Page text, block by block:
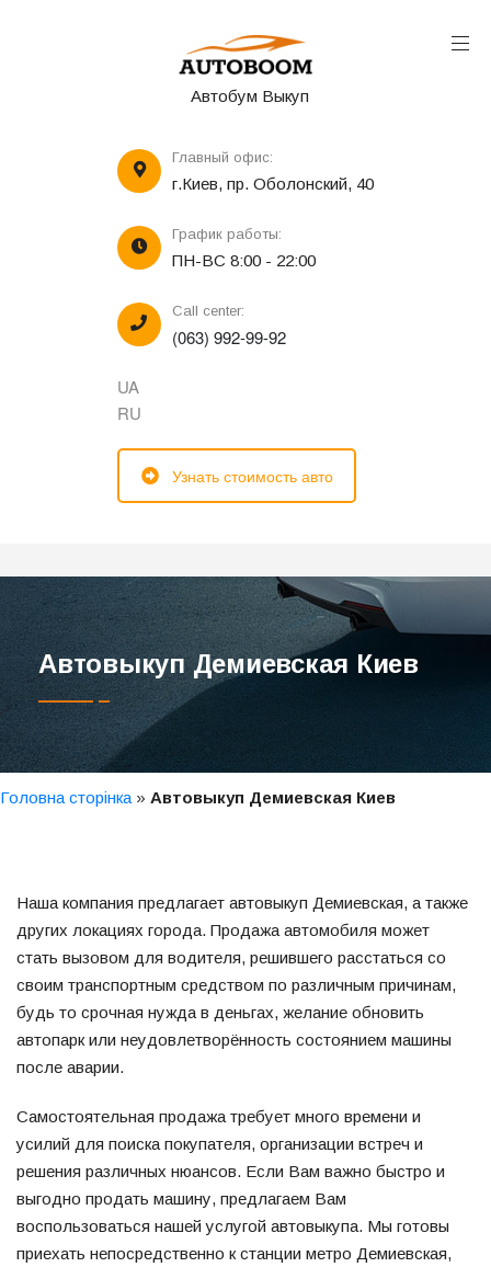
Автобум Выкуп
Главный офис:
г.Киев, пр. Оболонский, 40
График работы:
ПН-ВС 8:00 - 22:00
Call center:
(063) 992-99-92
UA
RU
Узнать стоимость авто
Автовыкуп Демиевская Киев
Головна сторінка » Автовыкуп Демиевская Киев
Наша компания предлагает автовыкуп Демиевская, а также
других локациях города. Продажа автомобиля может
стать вызовом для водителя, решившего расстаться со
своим транспортным средством по различным причинам,
будь то срочная нужда в деньгах, желание обновить
автопарк или неудовлетворённость состоянием машины
после аварии.
Самостоятельная продажа требует много времени и
усилий для поиска покупателя, организации встреч и
решения различных нюансов. Если Вам важно быстро и
выгодно продать машину, предлагаем Вам
воспользоваться нашей услугой автовыкупа. Мы готовы
приехать непосредственно к станции метро Демиевская,